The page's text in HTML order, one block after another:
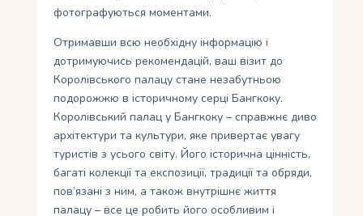
фотографуються моментами.
Отримавши всю необхідну інформацію і
дотримуючись рекомендацій, ваш візит до
Королівського палацу стане незабутньою
подорожжю в історичному серці Бангкоку.
Королівський палац у Бангкоку – справжнє диво
архітектури та культури, яке привертає увагу
туристів з усього світу. Його історична цінність,
багаті колекції та експозиції, традиції та обряди,
пов’язані з ним, а також внутрішнє життя
палацу – все це робить його особливим і